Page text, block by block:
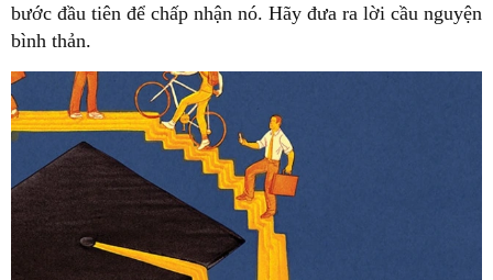
bước đầu tiên để chấp nhận nó. Hãy đưa ra lời cầu nguyện
bình thản.